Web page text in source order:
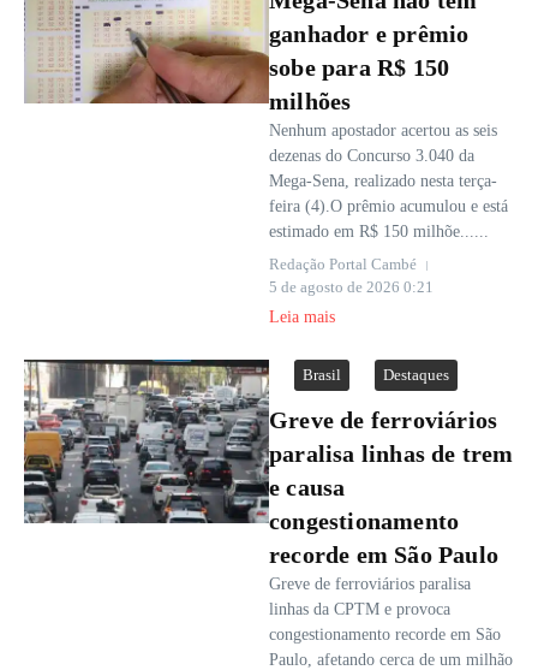
ganhador e prêmio
sobe para R$ 150
milhões
Nenhum apostador acertou as seis
dezenas do Concurso 3.040 da
Mega-Sena, realizado nesta terça-
feira (4).O prêmio acumulou e está
estimado em R$ 150 milhõe......
Redação Portal Cambé
5 de agosto de 2026 0:21
Leia mais
Brasil Destaques
Greve de ferroviários
paralisa linhas de trem
e causa
congestionamento
recorde em São Paulo
Greve de ferroviários paralisa
linhas da CPTM e provoca
congestionamento recorde em São
Paulo, afetando cerca de um milhão